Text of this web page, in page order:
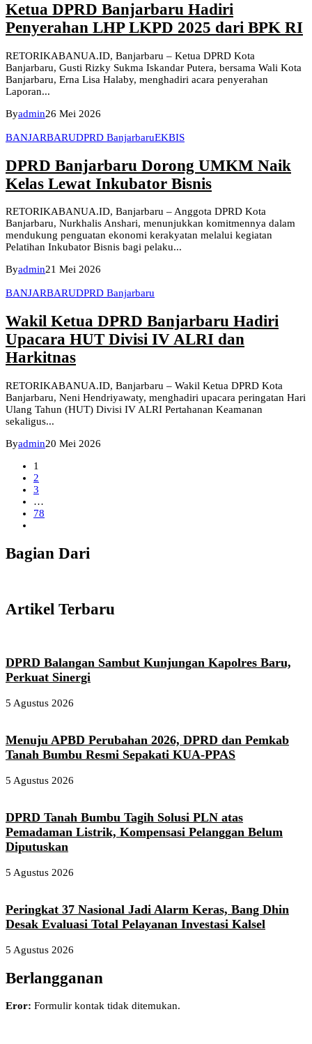
Ketua DPRD Banjarbaru Hadiri
Penyerahan LHP LKPD 2025 dari BPK RI
RETORIKABANUA.ID, Banjarbaru – Ketua DPRD Kota
Banjarbaru, Gusti Rizky Sukma Iskandar Putera, bersama Wali Kota
Banjarbaru, Erna Lisa Halaby, menghadiri acara penyerahan
Laporan...
Byadmin26 Mei 2026
BANJARBARUDPRD BanjarbaruEKBIS
DPRD Banjarbaru Dorong UMKM Naik
Kelas Lewat Inkubator Bisnis
RETORIKABANUA.ID, Banjarbaru – Anggota DPRD Kota
Banjarbaru, Nurkhalis Anshari, menunjukkan komitmennya dalam
mendukung penguatan ekonomi kerakyatan melalui kegiatan
Pelatihan Inkubator Bisnis bagi pelaku...
Byadmin21 Mei 2026
BANJARBARUDPRD Banjarbaru
Wakil Ketua DPRD Banjarbaru Hadiri
Upacara HUT Divisi IV ALRI dan
Harkitnas
RETORIKABANUA.ID, Banjarbaru – Wakil Ketua DPRD Kota
Banjarbaru, Neni Hendriyawaty, menghadiri upacara peringatan Hari
Ulang Tahun (HUT) Divisi IV ALRI Pertahanan Keamanan
sekaligus...
Byadmin20 Mei 2026
1
2
3
…
78
Bagian Dari
Artikel Terbaru
DPRD Balangan Sambut Kunjungan Kapolres Baru,
Perkuat Sinergi
5 Agustus 2026
Menuju APBD Perubahan 2026, DPRD dan Pemkab
Tanah Bumbu Resmi Sepakati KUA-PPAS
5 Agustus 2026
DPRD Tanah Bumbu Tagih Solusi PLN atas
Pemadaman Listrik, Kompensasi Pelanggan Belum
Diputuskan
5 Agustus 2026
Peringkat 37 Nasional Jadi Alarm Keras, Bang Dhin
Desak Evaluasi Total Pelayanan Investasi Kalsel
5 Agustus 2026
Berlangganan
Eror: Formulir kontak tidak ditemukan.